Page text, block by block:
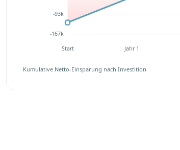
-167k
-93k
Start Jahr 1
Kumulative Netto-Einsparung nach Investition